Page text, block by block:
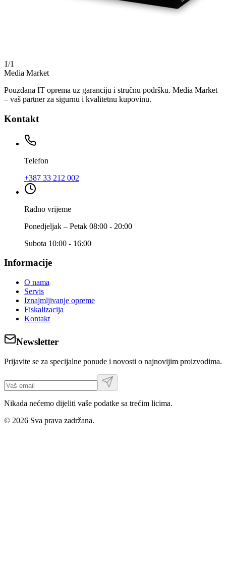
1/1
Media Market
Pouzdana IT oprema uz garanciju i stručnu podršku. Media Market
– vaš partner za sigurnu i kvalitetnu kupovinu.
Kontakt
Telefon
+387 33 212 002
Radno vrijeme
Ponedjeljak – Petak 08:00 - 20:00
Subota 10:00 - 16:00
Informacije
O nama
Servis
Iznajmljivanje opreme
Fiskalizacija
Kontakt
Newsletter
Prijavite se za specijalne ponude i novosti o najnovijim proizvodima.
Nikada nećemo dijeliti vaše podatke sa trećim licima.
© 2026 Sva prava zadržana.